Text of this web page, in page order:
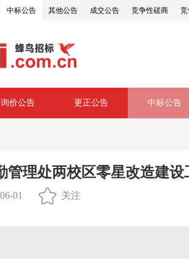
中标公告 其他公告 成交公告 竞争性磋商 竞
询价公告 更正公告 中标公告
管理处两校区零星改造建
01 关注